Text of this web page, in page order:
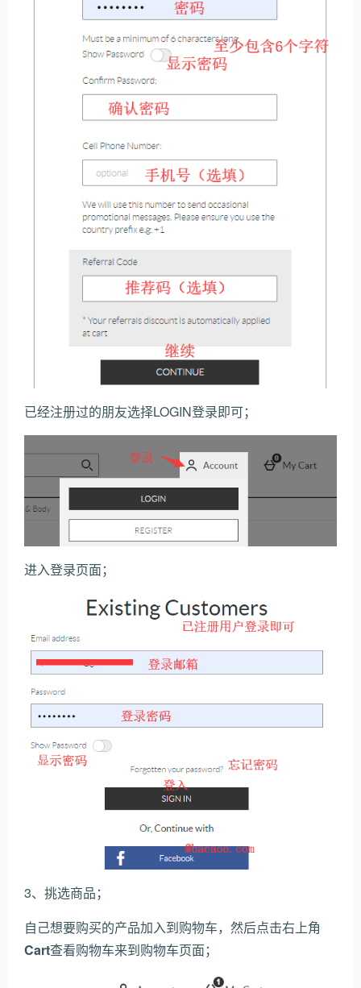
已经注册过的朋友选择LOGIN登录即可；
进入登录页面；
3、挑选商品；
自己想要购买的产品加入到购物车，然后点击右上角
Cart查看购物车来到购物车页面；